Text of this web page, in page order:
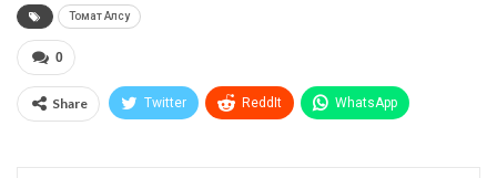
Томат Алсу
0
Share Twitter ReddIt WhatsApp